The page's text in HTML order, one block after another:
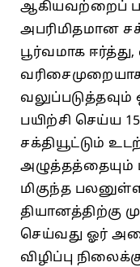
ஆகியவற்றைப்
அபரிமிதமான
பூர்வமாக
வலுப்படுத்தவும்
பயிற்சி செய்ய
சக்தியூட்டும்
அழுத்தத்தையும்
மிகுந்த
தியானத்திற்கு
செய்வது ஓர்
விழிப்பு